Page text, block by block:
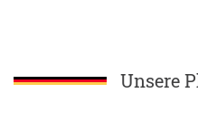
Unsere